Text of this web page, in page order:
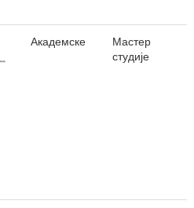
Академске
Мастер
студије